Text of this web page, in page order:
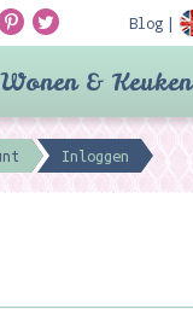
Blog
Wonen & Keuken
Inloggen